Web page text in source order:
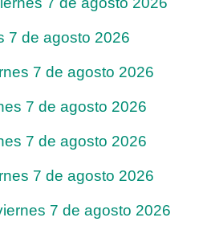
7 de agosto 2026
7 de agosto 2026
7 de agosto 2026
7 de agosto 2026
7 de agosto 2026
7 de agosto 2026